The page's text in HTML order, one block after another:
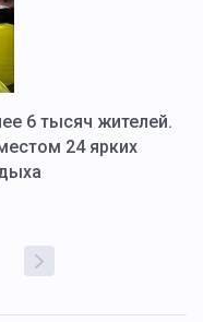
6 тысяч жителей.
24 ярких